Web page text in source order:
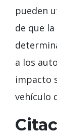
pueden
de que
a los
impacto
vehículo